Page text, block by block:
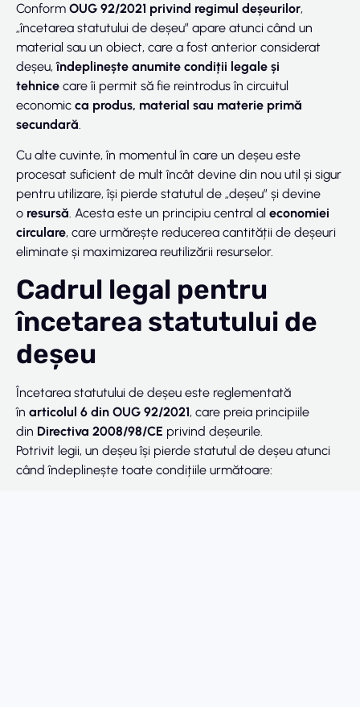
Conform OUG 92/2021 privind regimul deșeurilor,
„încetarea statutului de deșeu” apare atunci când un
material sau un obiect, care a fost anterior considerat
deșeu,îndeplinește anumite condiții legale și
tehnice care îi permit să fie reintrodus în circuitul
economic ca produs, material sau materie primă
secundară.
Cu alte cuvinte, în momentul în care un deșeu este
procesat suficient de mult încât devine din nou util și sigur
pentru utilizare, își pierde statutul de „deșeu” și devine
o resursă. Acesta este un principiu central al economiei
circulare, care urmărește reducerea cantității de deșeuri
eliminate și maximizarea reutilizării resurselor.
Cadrul legal pentru
încetarea statutului de
deșeu
Încetarea statutului de deșeu este reglementată
în articolul 6 din OUG 92/2021, care preia principiile
din Directiva 2008/98/CE privind deșeurile.
Potrivit legii, un deșeu își pierde statutul de deșeu atunci
când îndeplinește toate condițiile următoare: